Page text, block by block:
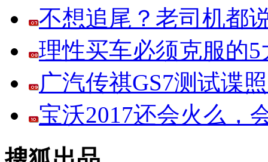
不想追尾？老司机都
理性买车必须克服的5
广汽传祺GS7测试谍
宝沃2017还会火么，